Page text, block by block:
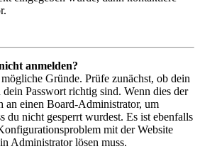
anmelden?
Gründe. Prüfe zunächst, ob dein
dein Passwort richtig sind. Wenn dies der
an einen Board-Administrator, um
du nicht gesperrt wurdest. Es ist ebenfalls
mit der Website
Administrator lösen muss.